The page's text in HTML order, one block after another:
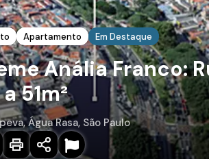
Apartamento Em Destaque
Anália Franco:
51m²
Água Rasa, São Paulo